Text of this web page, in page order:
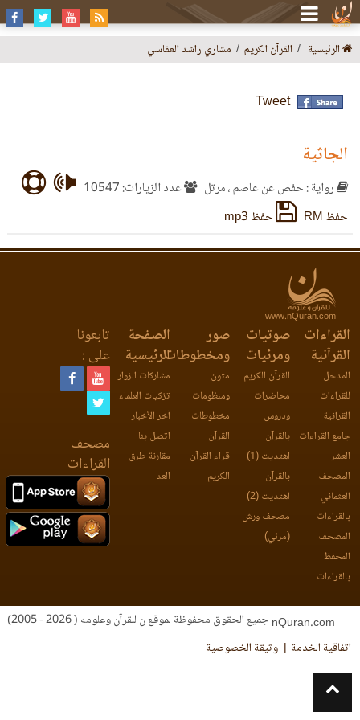
الرئيسية القرآن الكريم مشاري راشد العفاسي
Tweet
الجاثية
رواية : حفص عن عاصم ، مرتل
عدد الزيارات: 10547
حفظ RM
حفظ mp3
www.nQuran.com
القراءات
القرآنية
المدخل
للقراءات
القرآنية
جامع القراءات
العشر
المصحف
العثماني
بالقراءات
المصحف
المحفظ
بالقراءات
صوتيات
ومرئيات
القرآن الكريم
محاضرات
ودروس
بالقرآن
اهتديت (1)
بالقرآن
اهتديت (2)
مصحف ورش
(مرئي)
صور
ومخطوطات
متون
ومنظومات
مخطوطات
القرآن
قراء القرآن
الكريم
الصفحة
الرئيسية
مشاركات الزوار
تزكيات العلماء
آخر الأخبار
اتصل بنا
مقارنة طرق
العد
تابعونا
على :
مصحف
القراءات
جميع الحقوق محفوظة لموقع ن للقرآن وعلومه ( 2026 - 2005)
اتفاقية الخدمة
وثيقة الخصوصية